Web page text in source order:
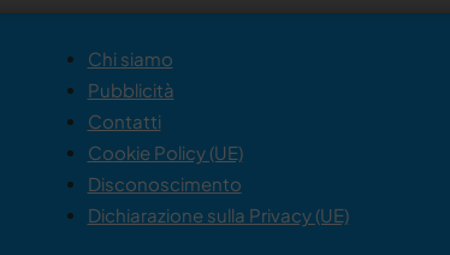
Chi siamo
Pubblicità
Contatti
Cookie Policy (UE)
Disconoscimento
Dichiarazione sulla Privacy (UE)